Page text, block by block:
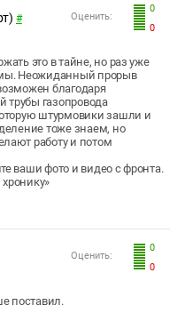
0
0
Оценить:
#
это в тайне, но раз уже
Неожиданный прорыв
благодаря
трубы газопровода
штурмовики зашли и
тоже знаем, но
работу и потом
ваши фото и видео с фронта.
0
0
Оценить:
поставил.